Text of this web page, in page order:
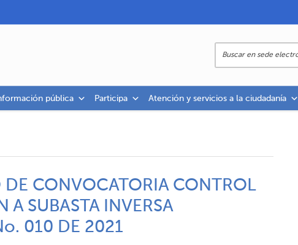
pública Participa Atención y servicios a la ciudadanía
DE CONVOCATORIA CONTROL
A SUBASTA INVERSA
010 DE 2021